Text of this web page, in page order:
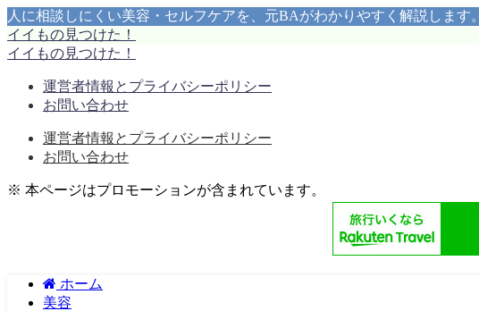
人に相談しにくい美容・セルフケアを、元BAがわかりやすく解説します。
イイもの見つけた！
イイもの見つけた！
運営者情報とプライバシーポリシー
お問い合わせ
運営者情報とプライバシーポリシー
お問い合わせ
※ 本ページはプロモーションが含まれています。
ホーム
美容